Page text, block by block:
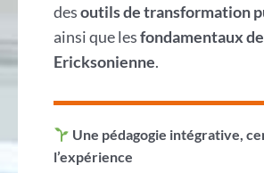
desoutils de transformation
ainsi que lesfondamentaux
Ericksonienne.
Une pédagogie intégrative,
l’expérience